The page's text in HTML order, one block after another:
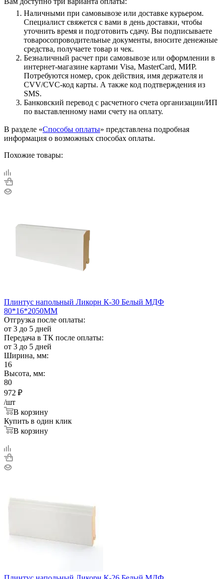
Наличными при самовывозе или доставке курьером.
Специалист свяжется с вами в день доставки, чтобы
уточнить время и подготовить сдачу. Вы подписываете
товаросопроводительные документы, вносите денежные
средства, получаете товар и чек.
Безналичный расчет при самовывозе или оформлении в
интернет-магазине картами Visa, MasterCard, МИР.
Потребуются номер, срок действия, имя держателя и
CVV/CVC-код карты. А также код подтверждения из
SMS.
Банковский перевод с расчетного счета организации/ИП
по выставленному нами счету на оплату.
В разделе «Способы оплаты» представлена подробная
информация о возможных способах оплаты.
Похожие товары:
Плинтус напольный Ликорн К-30 Белый МДФ
80*16*2050ММ
Отгрузка после оплаты:
от 3 до 5 дней
Передача в ТК после оплаты:
от 3 до 5 дней
Ширина, мм:
16
Высота, мм:
80
972 ₽
/шт
В корзину
Купить в один клик
В корзину